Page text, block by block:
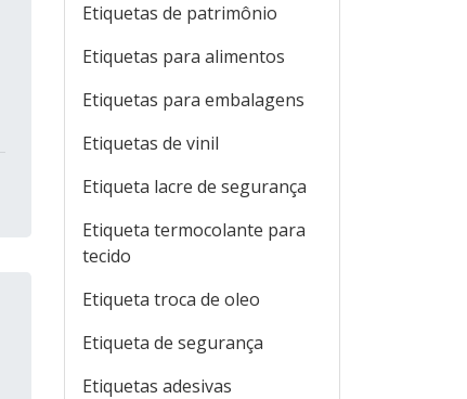
Etiquetas de patrimônio
Etiquetas para alimentos
Etiquetas para embalagens
Etiquetas de vinil
Etiqueta lacre de segurança
Etiqueta termocolante para
tecido
Etiqueta troca de oleo
Etiqueta de segurança
Etiquetas adesivas